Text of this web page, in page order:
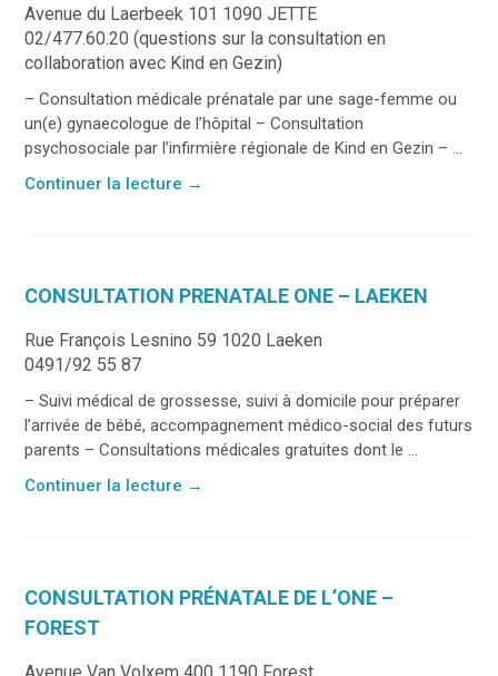
Avenue du Laerbeek 101 1090 JETTE
02/477.60.20 (questions sur la consultation en
collaboration avec Kind en Gezin)
– Consultation médicale prénatale par une sage-femme ou
un(e) gynaecologue de l’hôpital – Consultation
psychosociale par l’infirmière régionale de Kind en Gezin – ...
Continuer la lecture →
CONSULTATION PRENATALE ONE – LAEKEN
Rue François Lesnino 59 1020 Laeken
0491/92 55 87
– Suivi médical de grossesse, suivi à domicile pour préparer
l’arrivée de bébé, accompagnement médico-social des futurs
parents – Consultations médicales gratuites dont le ...
Continuer la lecture →
CONSULTATION PRÉNATALE DE L’ONE –
FOREST
Avenue Van Volxem 400 1190 Forest